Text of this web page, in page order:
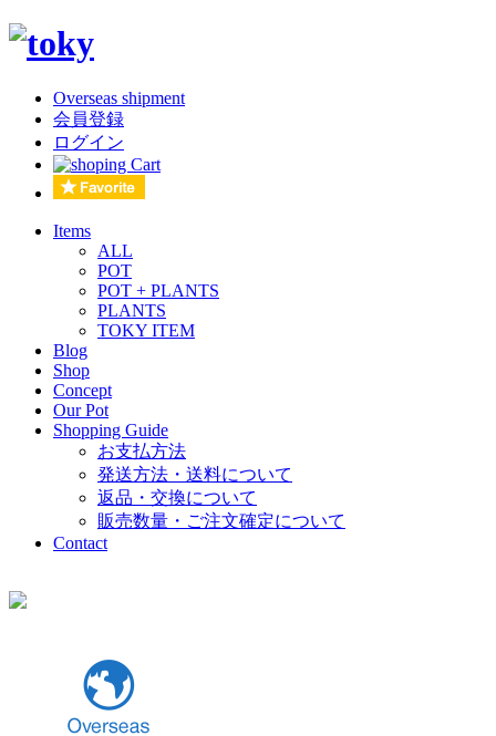
Overseas shipment
会員登録
ログイン
Items
ALL
POT
POT + PLANTS
PLANTS
TOKY ITEM
Blog
Shop
Concept
Our Pot
Shopping Guide
お支払方法
発送方法・送料について
返品・交換について
販売数量・ご注文確定について
Contact